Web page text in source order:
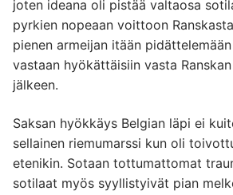
joten ideana oli pistää valtaosa
pyrkien nopeaan voittoon
pienen armeijan itään
vastaan hyökättäisiin vasta
jälkeen.
Saksan hyökkäys Belgian läpi ei
sellainen riemumarssi kun oli
etenikin. Sotaan tottumattomat
sotilaat myös syyllistyivät pian